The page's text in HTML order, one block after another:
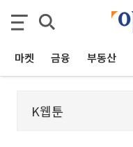
마켓 금융 부동산